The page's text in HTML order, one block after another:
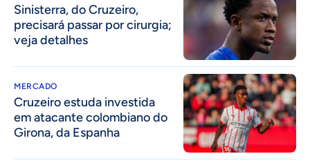
Sinisterra, do Cruzeiro,
precisará passar por cirurgia;
veja detalhes
MERCADO
Cruzeiro estuda investida
em atacante colombiano do
Girona, da Espanha